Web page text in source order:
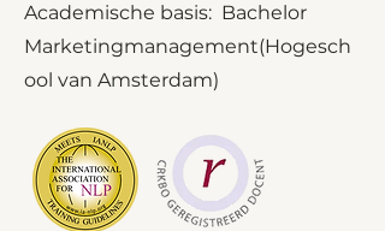
Academische basis: Bachelor
Marketingmanagement(Hogesch
ool van Amsterdam)